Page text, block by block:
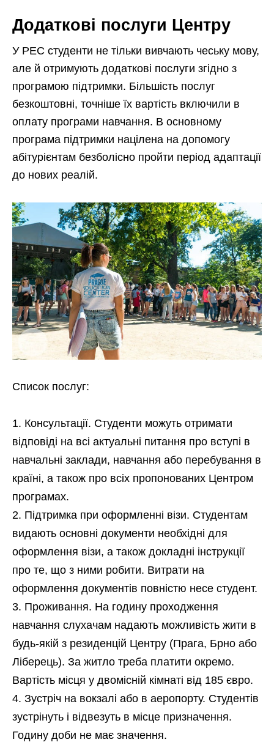
Додаткові послуги Центру
У PEC студенти не тільки вивчають чеську мову,
але й отримують додаткові послуги згідно з
програмою підтримки. Більшість послуг
безкоштовні, точніше їх вартість включили в
оплату програми навчання. В основному
програма підтримки націлена на допомогу
абітурієнтам безболісно пройти період адаптації
до нових реалій.
Список послуг:
Консультації. Студенти можуть отримати
відповіді на всі актуальні питання про вступі в
навчальні заклади, навчання або перебування в
країні, а також про всіх пропонованих Центром
програмах.
Підтримка при оформленні візи. Студентам
видають основні документи необхідні для
оформлення візи, а також докладні інструкції
про те, що з ними робити. Витрати на
оформлення документів повністю несе студент.
Проживання. На годину проходження
навчання слухачам надають можливість жити в
будь-якій з резиденцій Центру (Прага, Брно або
Ліберець). За житло треба платити окремо.
Вартість місця у двомісній кімнаті від 185 євро.
Зустріч на вокзалі або в аеропорту. Студентів
зустрінуть і відвезуть в місце призначення.
Годину доби не має значення.